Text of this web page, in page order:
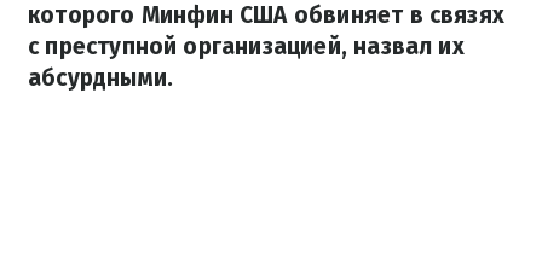
которого Минфин США обвиняет в связях
с преступной организацией, назвал их
абсурдными.